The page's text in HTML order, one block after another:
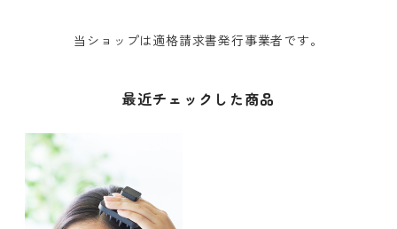
当ショップは適格請求書発行事業者です。
最近チェックした商品